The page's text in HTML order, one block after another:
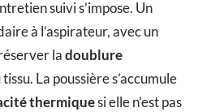
suivi s’impose. Un
à l’aspirateur, avec un
ladoublure
La poussière s’accumule
thermiquesi elle n’est pas